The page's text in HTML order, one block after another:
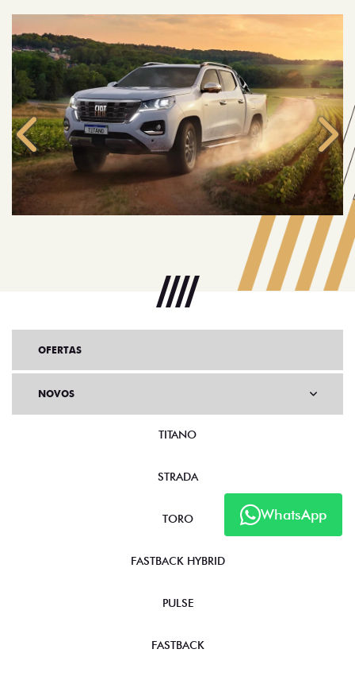
Anterior
WhatsApp
OFERTAS
NOVOS
TITANO
STRADA
TORO
FASTBACK HYBRID
PULSE
FASTBACK